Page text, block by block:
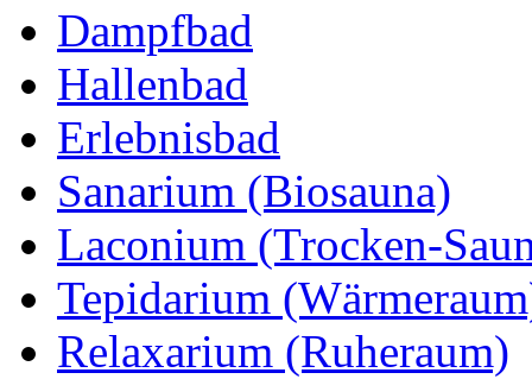
Dampfbad
Hallenbad
Erlebnisbad
Sanarium (Biosauna)
Laconium (Trocken-
Tepidarium
Relaxarium (Ruheraum)